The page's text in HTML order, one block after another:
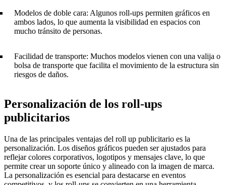
Modelos de doble cara: Algunos roll-ups permiten gráficos en
ambos lados, lo que aumenta la visibilidad en espacios con
mucho tránsito de personas.
Facilidad de transporte: Muchos modelos vienen con una valija o
bolsa de transporte que facilita el movimiento de la estructura sin
riesgos de daños.
Personalización de los roll-ups
publicitarios
Una de las principales ventajas del roll up publicitario es la
personalización. Los diseños gráficos pueden ser ajustados para
reflejar colores corporativos, logotipos y mensajes clave, lo que
permite crear un soporte único y alineado con la imagen de marca.
La personalización es esencial para destacarse en eventos